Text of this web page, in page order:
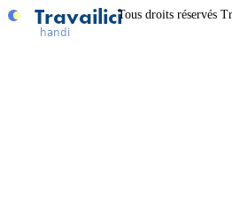
Tous droits réservés